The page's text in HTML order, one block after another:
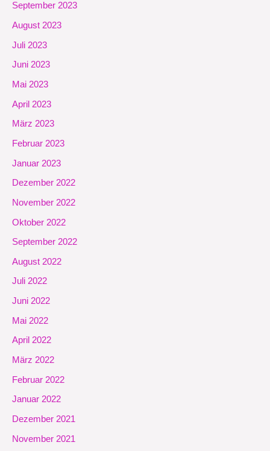
September 2023
August 2023
Juli 2023
Juni 2023
Mai 2023
April 2023
März 2023
Februar 2023
Januar 2023
Dezember 2022
November 2022
Oktober 2022
September 2022
August 2022
Juli 2022
Juni 2022
Mai 2022
April 2022
März 2022
Februar 2022
Januar 2022
Dezember 2021
November 2021